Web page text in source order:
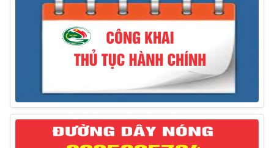
Thông báo treo cờ Tổ quốc nhân kỷ niệm 50 năm
Ngày giải phóng tỉnh Phú Yên (01/4/1975 – 01/4/2025)
28/03/2025
Thông báo giới thiệu, cung ứng lao động Việt Nam
cho Liên danh Hengtong International Engineering Co.,Ltd
27/03/2025
Thông báo đăng ký tiếp công dân định kỳ đợt 02
tháng 3/2025 của Chủ tịch UBND huyện